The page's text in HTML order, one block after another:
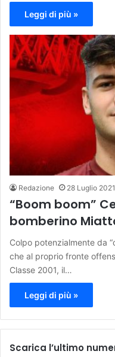
Leggi di più »
Redazione 28 Luglio 2021
“Boom boom”
bomberino
Colpo potenzialmente da
che al proprio fronte
Classe 2001, il…
Leggi di più »
Scarica l’ultimo